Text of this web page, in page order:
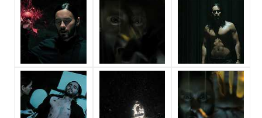
به‌عنوان کارگردان و به‌عنوان بازیگردان و همچنین تیم بازیگری
Morbius توانسته‌اند در این زمینه موفق باشند و بازی‌های درخشانی را نمایش
دهند؟
از دیگر بازیگران فیلم Morbius می‌توان به
Al Madrigal
در نقش Agent
Rodriguez،Charlie Shotwell
Kadrolsha
Ona Caroleدر نقش Nobel Prize Guest اشاره کرد.